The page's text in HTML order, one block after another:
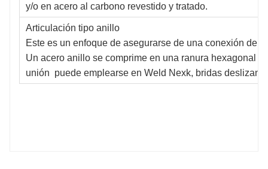
y/o en acero al carbono revestido y tratado.
Articulación tipo anillo
Este es un enfoque de asegurarse de una conexión de
Un acero anillo se comprime en una ranura hexagonal
unión puede emplearse en Weld Nexk, bridas